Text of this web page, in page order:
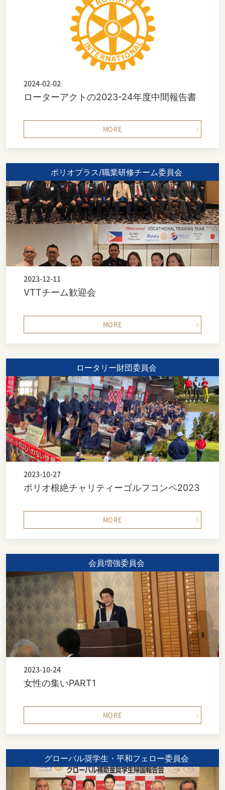
2024-02-02
ローターアクトの2023-24年度中間報告書
MORE
ポリオプラス/職業研修チーム委員会
2023-12-11
VTTチーム歓迎会
MORE
ロータリー財団委員会
2023-10-27
ポリオ根絶チャリティーゴルフコンペ2023
MORE
会員増強委員会
2023-10-24
女性の集いPART1
MORE
グローバル奨学生・平和フェロー委員会